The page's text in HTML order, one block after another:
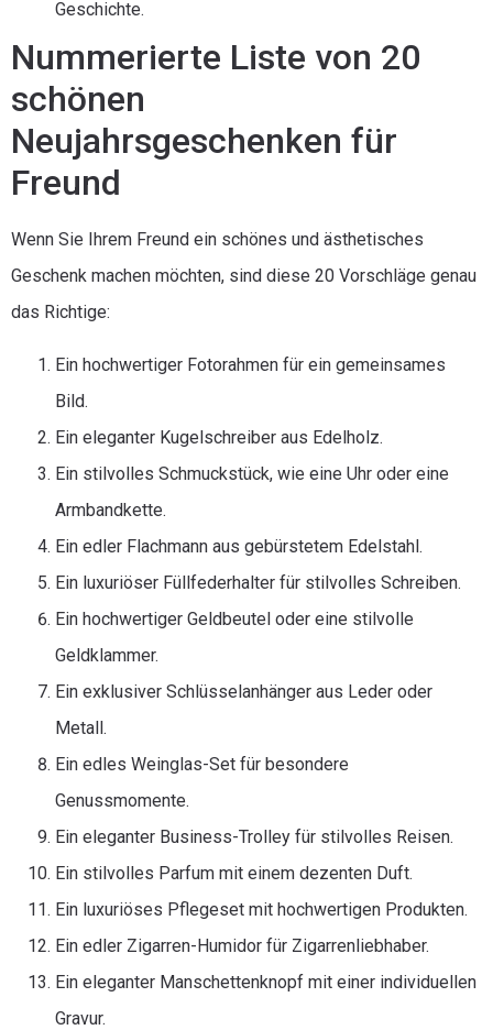
Geschichte.
Nummerierte Liste von 20
schönen
Neujahrsgeschenken für
Freund
Wenn Sie Ihrem Freund ein schönes und ästhetisches
Geschenk machen möchten, sind diese 20 Vorschläge genau
das Richtige:
Ein hochwertiger Fotorahmen für ein gemeinsames
Bild.
Ein eleganter Kugelschreiber aus Edelholz.
Ein stilvolles Schmuckstück, wie eine Uhr oder eine
Armbandkette.
Ein edler Flachmann aus gebürstetem Edelstahl.
Ein luxuriöser Füllfederhalter für stilvolles Schreiben.
Ein hochwertiger Geldbeutel oder eine stilvolle
Geldklammer.
Ein exklusiver Schlüsselanhänger aus Leder oder
Metall.
Ein edles Weinglas-Set für besondere
Genussmomente.
Ein eleganter Business-Trolley für stilvolles Reisen.
Ein stilvolles Parfum mit einem dezenten Duft.
Ein luxuriöses Pflegeset mit hochwertigen Produkten.
Ein edler Zigarren-Humidor für Zigarrenliebhaber.
Ein eleganter Manschettenknopf mit einer individuellen
Gravur.